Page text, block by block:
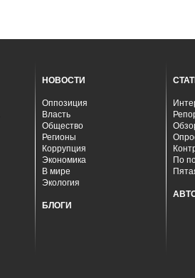
НОВОСТИ
Оппозиция
Власть
Общество
Регионы
Коррупция
Экономика
В мире
Экология
БЛОГИ
По